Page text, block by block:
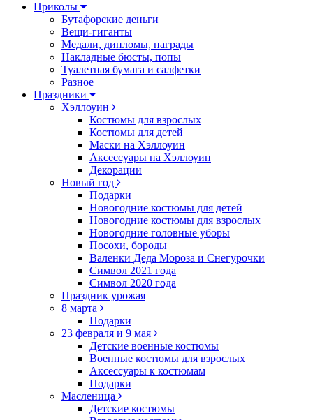
Приколы
Бутафорские деньги
Вещи-гиганты
Медали, дипломы, награды
Накладные бюсты, попы
Туалетная бумага и салфетки
Разное
Праздники
Хэллоуин
Костюмы для взрослых
Костюмы для детей
Маски на Хэллоуин
Аксессуары на Хэллоуин
Декорации
Новый год
Подарки
Новогодние костюмы для детей
Новогодние костюмы для взрослых
Новогодние головные уборы
Посохи, бороды
Валенки Деда Мороза и Снегурочки
Символ 2021 года
Символ 2020 года
Праздник урожая
8 марта
Подарки
23 февраля и 9 мая
Детские военные костюмы
Военные костюмы для взрослых
Аксессуары к костюмам
Подарки
Масленица
Детские костюмы